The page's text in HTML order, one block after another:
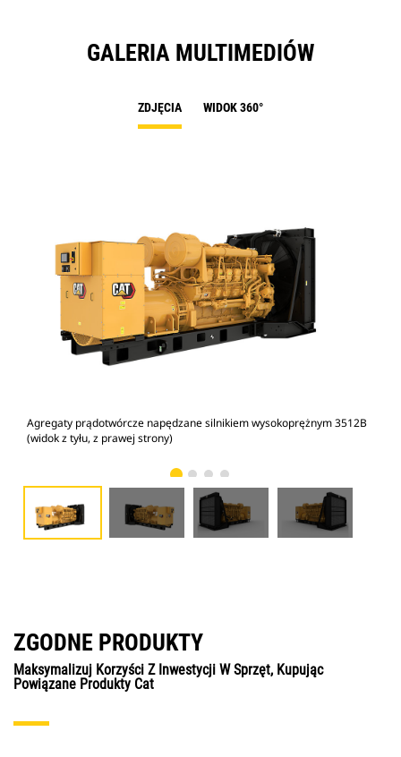
GALERIA MULTIMEDIÓW
ZDJĘCIA WIDOK 360°
Agregaty prądotwórcze napędzane silnikiem wysokoprężnym 3512B
(widok z tyłu, z prawej strony)
ZGODNE PRODUKTY
Maksymalizuj Korzyści Z Inwestycji W Sprzęt, Kupując
Powiązane Produkty Cat